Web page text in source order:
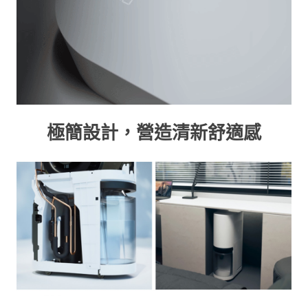
極簡設計，營造清新舒適感